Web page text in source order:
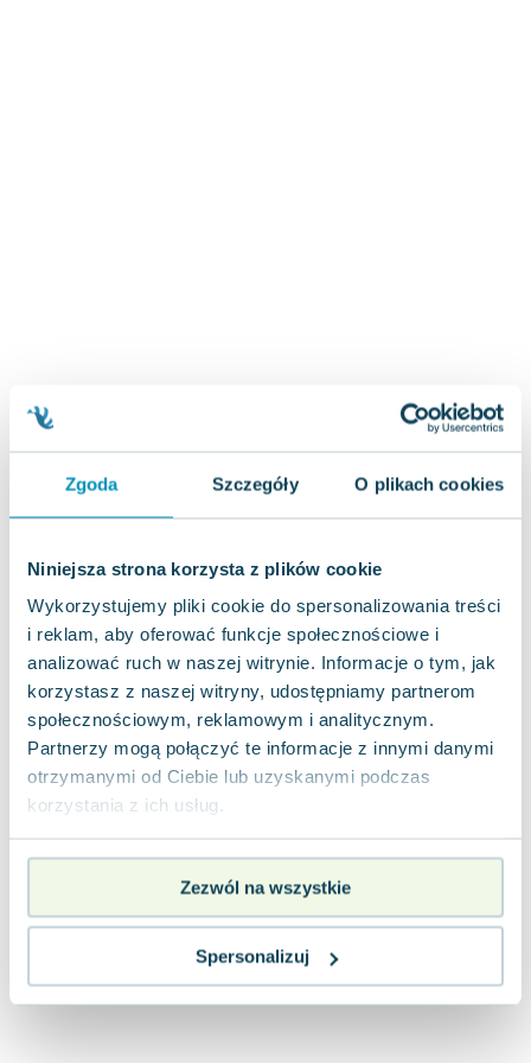
Zgoda Szczegóły O plikach cookies
Niniejsza strona korzysta z plików cookie
Wykorzystujemy pliki cookie do spersonalizowania treści
i reklam, aby oferować funkcje społecznościowe i
analizować ruch w naszej witrynie. Informacje o tym, jak
korzystasz z naszej witryny, udostępniamy partnerom
społecznościowym, reklamowym i analitycznym.
Partnerzy mogą połączyć te informacje z innymi danymi
otrzymanymi od Ciebie lub uzyskanymi podczas
korzystania z ich usług.
Zezwól na wszystkie
Spersonalizuj
Piotr Latocha
Michael Scott
Piotr Semka
Jarosław Iwaszkiewicz
Jan Sztaudynger
Aleksander Puszkin
Oscar Wilde
Małgorzata Ohme
Maddie Ziegler
Leszek Czarnecki
Joanna Racewicz
Maria Seweryn
Eric Helms
Anna Prus (oprac.)
Nela Mała Reporterka
Barbara Wrzesińska
Terry Pratchett